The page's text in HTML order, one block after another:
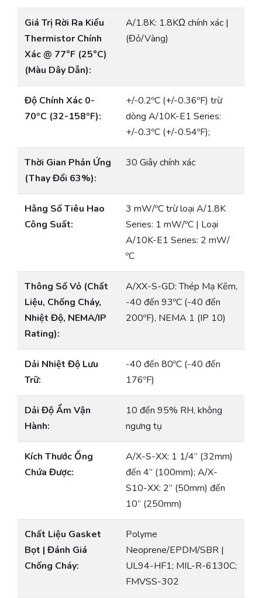
Giá Trị Rời Ra Kiểu
Thermistor Chính
Xác @ 77°F (25°C)
(Màu Dây Dẫn):
A/1.8K: 1.8KΩ chính xác |
(Đỏ/Vàng)
Độ Chính Xác 0-
70ºC (32-158ºF):
+/-0.2ºC (+/-0.36ºF) trừ
dòng A/10K-E1 Series:
+/-0.3ºC (+/-0.54ºF);
Thời Gian Phản Ứng
(Thay Đổi 63%):
30 Giây chính xác
Hằng Số Tiêu Hao
Công Suất:
3 mW/ºC trừ loại A/1.8K
Series: 1 mW/ºC | Loại
A/10K-E1 Series: 2 mW/
ºC
Thông Số Vỏ (Chất
Liệu, Chống Cháy,
Nhiệt Độ, NEMA/IP
Rating):
A/XX-S-GD: Thép Mạ Kẽm,
-40 đến 93ºC (-40 đến
200ºF), NEMA 1 (IP 10)
Dải Nhiệt Độ Lưu
Trữ:
-40 đến 80ºC (-40 đến
176ºF)
Dải Độ Ẩm Vận
Hành:
10 đến 95% RH, không
ngưng tụ
Kích Thước Ống
Chứa Được:
A/X-S-XX: 1 1/4” (32mm)
đến 4” (100mm); A/X-
S10-XX: 2” (50mm) đến
10” (250mm)
Chất Liệu Gasket
Bọt | Đánh Giá
Chống Cháy:
Polyme
Neoprene/EPDM/SBR |
UL94-HF1; MIL-R-6130C;
FMVSS-302